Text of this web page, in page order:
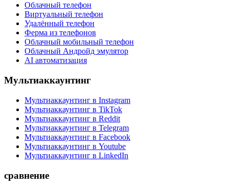
Облачный телефон
Виртуальный телефон
Удалённый телефон
Ферма из телефонов
Облачный мобильный телефон
Облачный Андройд эмулятор
AI автоматизация
Мультиаккаунтинг
Мультиаккаунтинг в Instagram
Мультиаккаунтинг в TikTok
Мультиаккаунтинг в Reddit
Мультиаккаунтинг в Telegram
Мультиаккаунтинг в Facebook
Мультиаккаунтинг в Youtube
Мультиаккаунтинг в LinkedIn
сравнение